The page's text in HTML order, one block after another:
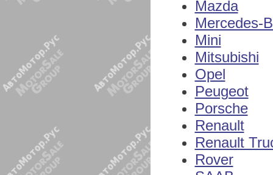
Mazda
Mercedes-
Mini
Mitsubishi
Opel
Peugeot
Porsche
Renault
Renault
Rover